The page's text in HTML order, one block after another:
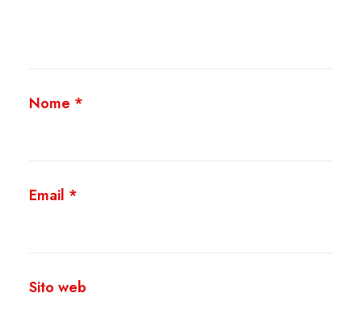
Nome *
Email *
Sito web